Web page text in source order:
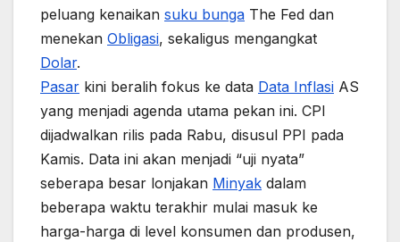
peluang kenaikan suku bunga The Fed dan
menekan Obligasi, sekaligus mengangkat
Dolar.
Pasar kini beralih fokus ke data Data Inflasi AS
yang menjadi agenda utama pekan ini. CPI
dijadwalkan rilis pada Rabu, disusul PPI pada
Kamis. Data ini akan menjadi “uji nyata”
seberapa besar lonjakan Minyak dalam
beberapa waktu terakhir mulai masuk ke
harga-harga di level konsumen dan produsen,